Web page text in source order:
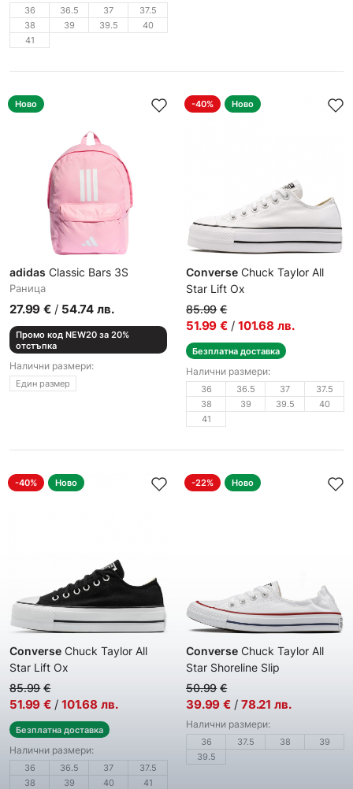
36 36.5 37
37.5
38
39 39.5
40
41
Ново
adidas Classic Bars 3S
Раница
27.99 € / 54.74 лв.
Промо код NEW20 за 20%
отстъпка
Налични размери:
Един размер
-40% Ново
Converse Chuck Taylor All
Star Lift Ox
Дамски кецове
85.99 €
51.99 € / 101.68 лв.
Безплатна доставка
Налични размери:
36 36.5 37
37.5
38
39 39.5
40
41
-40% Ново
Converse Chuck Taylor All
Star Lift Ox
Дамски кецове
85.99 €
51.99 € / 101.68 лв.
Безплатна доставка
Налични размери:
36 36.5 37
37.5
38
39 40 41
-22% Ново
Converse Chuck Taylor All
Star Shoreline Slip
Дамски кецове
50.99 €
39.99 € / 78.21 лв.
Налични размери:
36 37.5 38
39
39.5